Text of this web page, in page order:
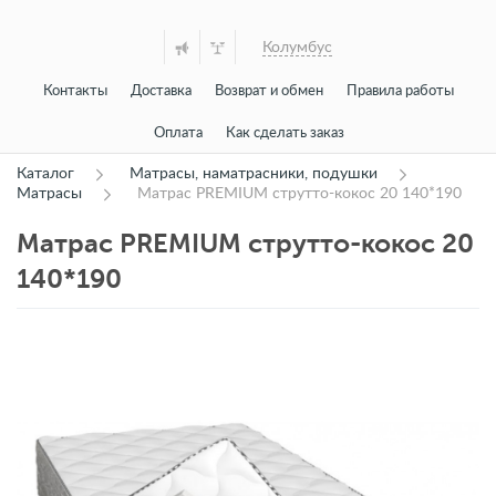
Колумбус
Контакты Доставка Возврат и обмен Правила работы
Оплата Как сделать заказ
Каталог
Матрасы, наматрасники, подушки
Матрасы
Матрас PREMIUM струтто-кокос 20 140*190
Матрас PREMIUM струтто-кокос 20
140*190